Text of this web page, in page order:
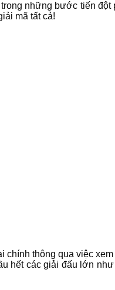
những bước tiến
mã tất cả!
thông qua việc
hết các giải đấu lớn